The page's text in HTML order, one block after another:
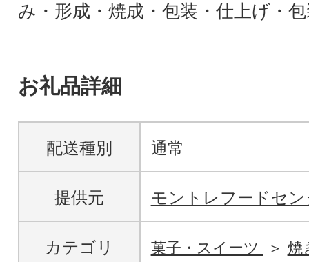
み・形成・焼成・包装・仕上げ・
お礼品詳細
配送種別 通常
提供元 モントレフードセン
カテゴリ 菓子・スイーツ 焼